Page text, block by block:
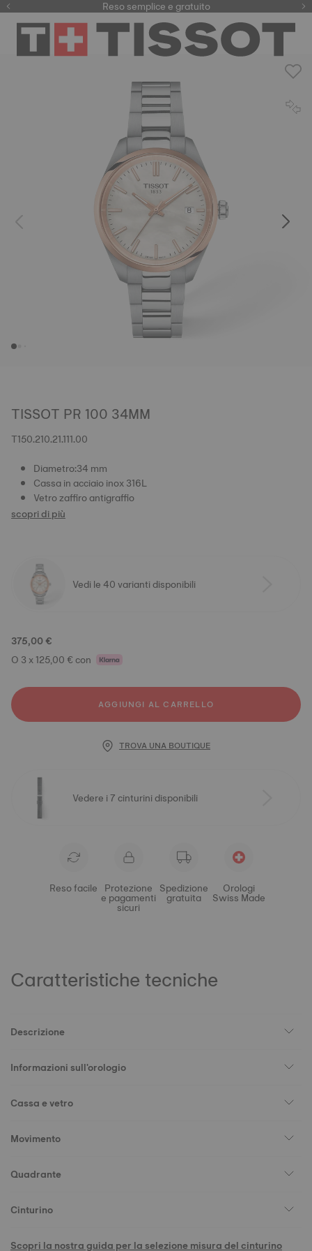
Reso semplice e gratuito
TISSOT PR 100 34MM
T150.210.21.111.00
Diametro:34 mm
Cassa in acciaio inox 316L
Vetro zaffiro antigraffio
scopri di più
Vedi le 40 varianti disponibili
375,00 €
O 3 x 125,00 € con
AGGIUNGI AL CARRELLO
TROVA UNA BOUTIQUE
Vedere i 7 cinturini disponibili
Reso facile Protezione
e pagamenti
sicuri
Spedizione
gratuita
Orologi
Swiss Made
Caratteristiche tecniche
Descrizione
Informazioni sull'orologio
Cassa e vetro
Movimento
Quadrante
Cinturino
Scopri la nostra guida per la selezione misura del cinturino